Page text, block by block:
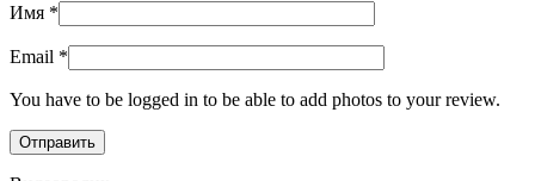
Имя *
Email *
You have to be logged in to be able to add photos to your review.